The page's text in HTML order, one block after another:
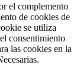
el complemento
de cookies de
se utiliza
consentimiento
las cookies en la